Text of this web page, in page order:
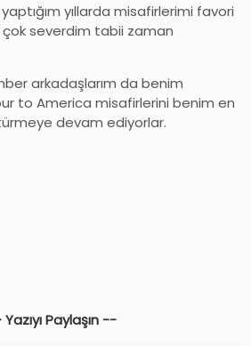
yıllarda misafirlerimi favori
severdim tabii zaman
arkadaşlarım da benim
to America misafirlerini benim en
devam ediyorlar.
Paylaşın --